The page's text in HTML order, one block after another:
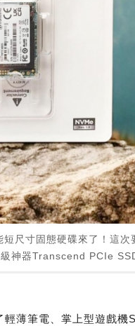
尺寸固態硬碟來了！這
神器Transcend PCIe
輕薄筆電、掌上型遊戲